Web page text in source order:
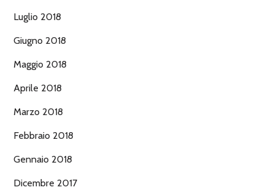
Luglio 2018
Giugno 2018
Maggio 2018
Aprile 2018
Marzo 2018
Febbraio 2018
Gennaio 2018
Dicembre 2017